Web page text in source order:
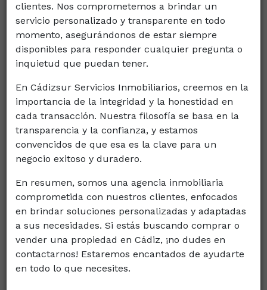
28 1 1
Ático en Calle Enrique de las Marinas, 34
Ref. CADCA000460
Habs
1
Baños
1
m2
45
clientes. Nos comprometemos a brindar un
servicio personalizado y transparente en todo
momento, asegurándonos de estar siempre
disponibles para responder cualquier pregunta o
inquietud que puedan tener.
En Cádizsur Servicios Inmobiliarios, creemos en la
importancia de la integridad y la honestidad en
cada transacción. Nuestra filosofía se basa en la
transparencia y la confianza, y estamos
convencidos de que esa es la clave para un
negocio exitoso y duradero.
En resumen, somos una agencia inmobiliaria
comprometida con nuestros clientes, enfocados
en brindar soluciones personalizadas y adaptadas
a sus necesidades. Si estás buscando comprar o
vender una propiedad en Cádiz, ¡no dudes en
contactarnos! Estaremos encantados de ayudarte
en todo lo que necesites.